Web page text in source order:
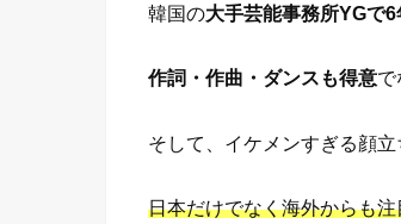
韓国の大手芸能事務所YGで
作詞・作曲・ダンスも得意で
そして、イケメンすぎる顔立
日本だけでなく海外からも